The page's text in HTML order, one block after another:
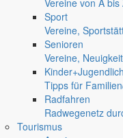
Vereine von A bis
Sport
Vereine,
Senioren
Vereine,
Tipps für Familien
Radfahren
Radwegenetz
Tourismus